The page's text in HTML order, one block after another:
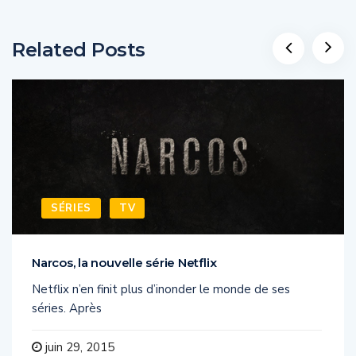
Related Posts
SÉRIES TV
Narcos, la nouvelle série Netflix
Netflix n’en finit plus d’inonder le monde de ses
séries. Après
juin 29, 2015